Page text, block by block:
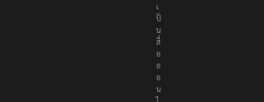
เ
ป็
น
สื่
อ
อ
อ
น